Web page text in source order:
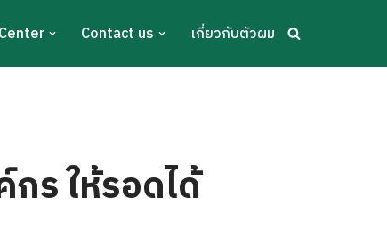
Contact us เกี่ยวกับตัวผม
ร ให้รอดได้